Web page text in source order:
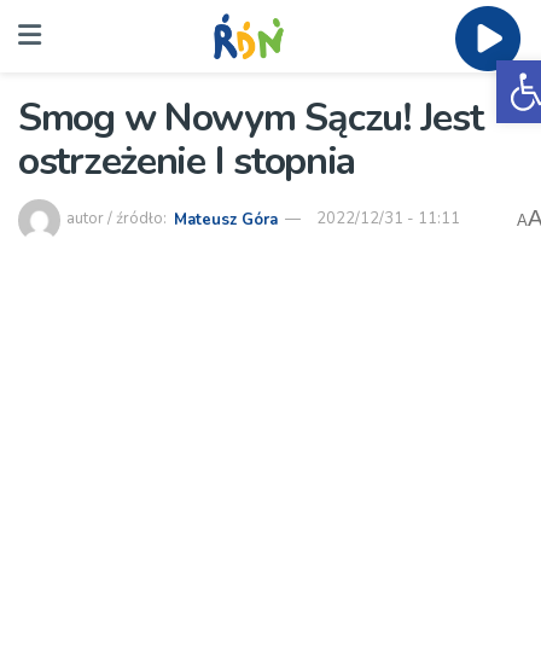
Smog w Nowym Sączu! Jest
ostrzeżenie I stopnia
autor / źródło: Mateusz Góra 2022/12/31 - 11:11 A